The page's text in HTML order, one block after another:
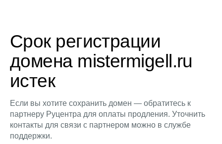
Срок регистрации
домена mistermigell.ru
истек
Если вы хотите сохранить домен — обратитесь к
партнеру Руцентра для оплаты продления. Уточнить
контакты для связи с партнером можно в службе
поддержки.